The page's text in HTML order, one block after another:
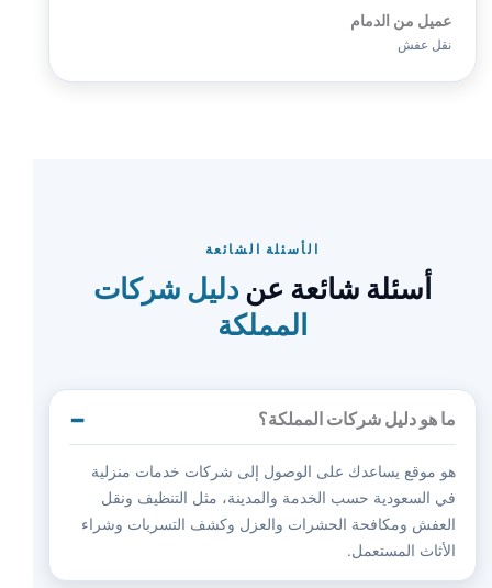
عميل من الدمام
نقل عفش
الأسئلة الشائعة
أسئلة شائعة عن دليل شركات
المملكة
ما هو دليل شركات المملكة؟
هو موقع يساعدك على الوصول إلى شركات خدمات منزلية
في السعودية حسب الخدمة والمدينة، مثل التنظيف ونقل
العفش ومكافحة الحشرات والعزل وكشف التسربات وشراء
الأثاث المستعمل.